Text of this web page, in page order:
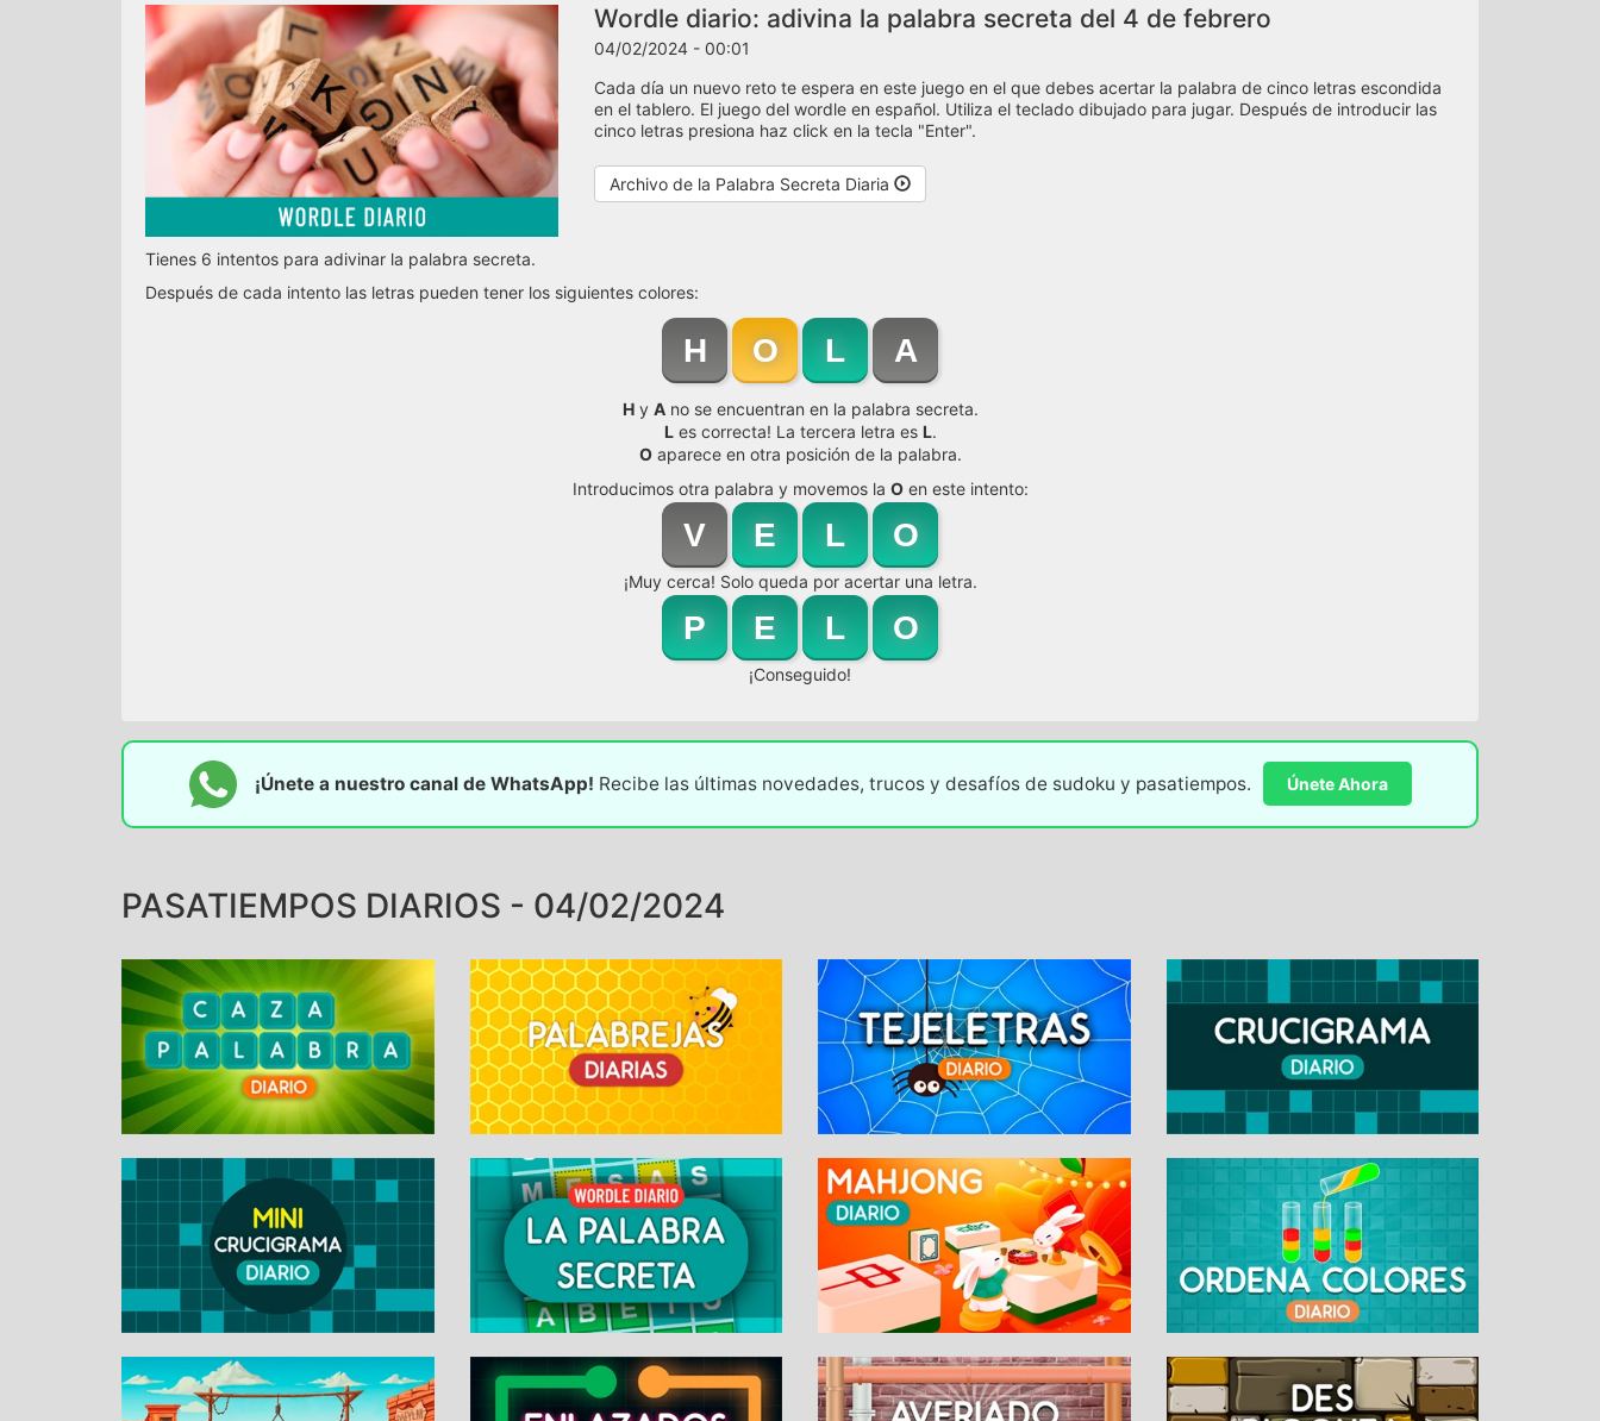
Wordle diario: adivina la palabra secreta del 4 de febrero
04/02/2024 - 00:01
Cada día un nuevo reto te espera en este juego en el que debes acertar la palabra de cinco letras escondida
en el tablero. El juego del wordle en español. Utiliza el teclado dibujado para jugar. Después de introducir las
cinco letras presiona haz click en la tecla "Enter".
Archivo de la Palabra Secreta Diaria
Tienes 6 intentos para adivinar la palabra secreta.
Después de cada intento las letras pueden tener los siguientes colores:
H O L A
Hy Ano se encuentran en la palabra secreta.
Les correcta! La tercera letra es L.
Oaparece en otra posición de la palabra.
Introducimos otra palabra y movemos la Oen este intento:
V E L O
¡Muy cerca! Solo queda por acertar una letra.
P E L O
¡Conseguido!
¡Únete a nuestro canal de WhatsApp! Recibe las últimas novedades, trucos y desafíos de sudoku y pasatiempos. Únete Ahora
PASATIEMPOS DIARIOS - 04/02/2024